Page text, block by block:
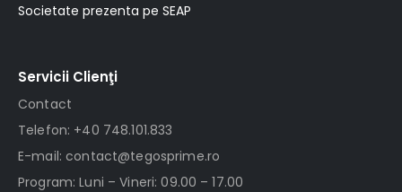
Societate prezenta pe SEAP
Servicii Clienţi
Contact
Telefon: +40 748.101.833
E-mail: contact@tegosprime.ro
Program: Luni – Vineri: 09.00 – 17.00